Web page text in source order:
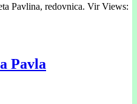
Pavlina, redovnica. Vir Views:
Pavla